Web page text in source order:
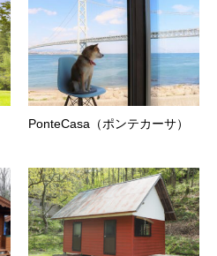
PonteCasa（ポンテカーサ）